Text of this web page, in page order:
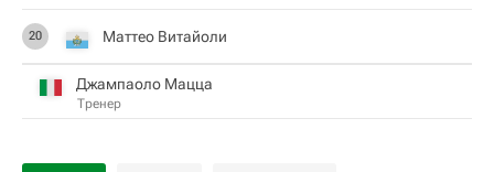
20 Маттео Витайоли
Джампаоло Мацца
Тренер